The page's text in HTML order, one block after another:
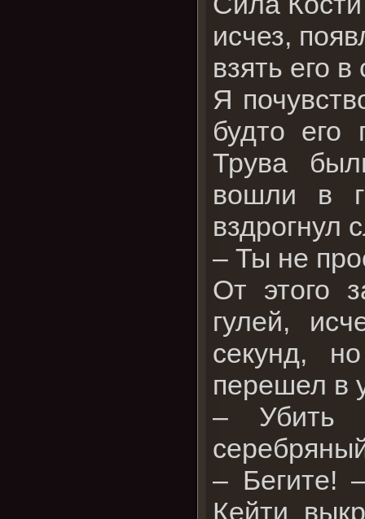
исчез,
взять его
Я
будто его
Трува
вошли в
вздрогнул
– Ты не
От этого
гулей,
секунд,
перешел в
– Убить
– Бегите!
Кейти